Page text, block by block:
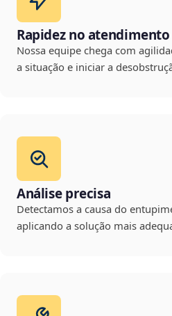
Rapidez no atendimento
Nossa equipe chega com
a situação e iniciar a
Análise precisa
Detectamos a causa do
aplicando a solução mais